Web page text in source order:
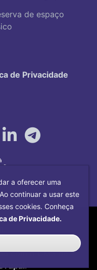
de espaço
de Privacidade
Federal
Tecnologia da
com o CMS de
Drupal
a oferecer uma
continuar a usar este
cookies. Conheça
de Privacidade.